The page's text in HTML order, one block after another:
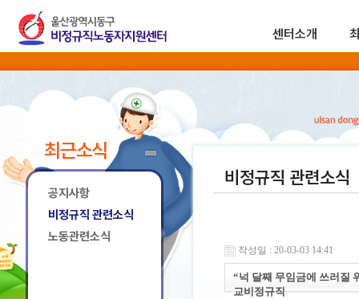
센터소개
최근소식
공지사항
비정규직 관련소식
노동관련소식
비정규직 관련소식
작성일 : 20-03-03 14:41
“넉 달째 무임금에 쓰러질
교비정규직